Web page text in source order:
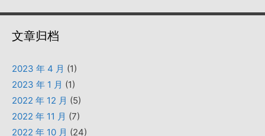
文章归档
2023 年 4 月 (1)
2023 年 1 月 (1)
2022 年 12 月 (5)
2022 年 11 月 (7)
2022 年 10 月 (24)